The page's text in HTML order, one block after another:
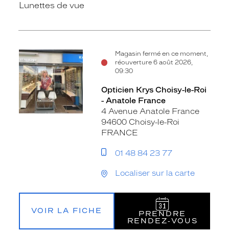
Lunettes de vue
Magasin fermé en ce moment,
réouverture 6 août 2026,
09:30
Opticien Krys Choisy-le-Roi
- Anatole France
4 Avenue Anatole France
94600 Choisy-le-Roi
FRANCE
01 48 84 23 77
Localiser sur la carte
VOIR LA FICHE
PRENDRE
RENDEZ‑VOUS